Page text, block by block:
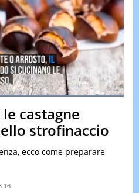
WOW
POP
VIDEO
& TV
QUIZ
&
TEST
Loaded:100.00%
castagne
strofinaccio
ecco come preparare